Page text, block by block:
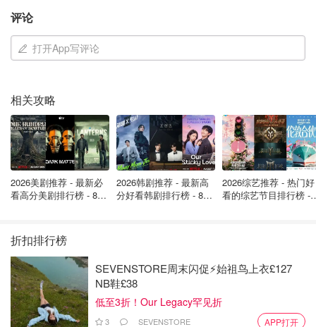
👜主力军依旧是“它”：皮具&马具部门
Hermès最核心的皮具和马具部门依旧表现不俗，上半年增
长12%，不仅有经典款加持，新包款也频频出圈，如
Faubourg Express、P’tit Arçon、Bolide Messenger等都成
为讨论焦点。
土不断扩张产能：
2025年9月新工坊将落成；
2026~2028年还有多个新址计划陆续投产；
评论
打开App写评论
相关攻略
2026美剧推荐 - 最新必
看高分美剧排行榜 - 8月
2026韩剧推荐 - 最新高
分好看韩剧排行榜 - 8月
2026综艺推荐 - 热门好
看的综艺节目排行榜 -
折扣排行榜
SEVENSTORE周末闪促⚡️始祖鸟上衣£127
NB鞋£38
低至3折！Our Legacy罕见折
3 SEVENSTORE APP打开